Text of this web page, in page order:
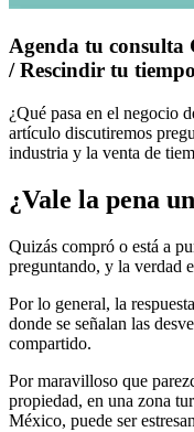
Agenda tu
/ Rescindir tu
¿Qué pasa en el negocio
artículo discutiremos
industria y la venta de
¿Vale la pena
Quizás compró o está a
preguntando, y la verdad
Por lo general, la
donde se señalan las
compartido.
Por maravilloso que
propiedad, en una zona
México, puede ser